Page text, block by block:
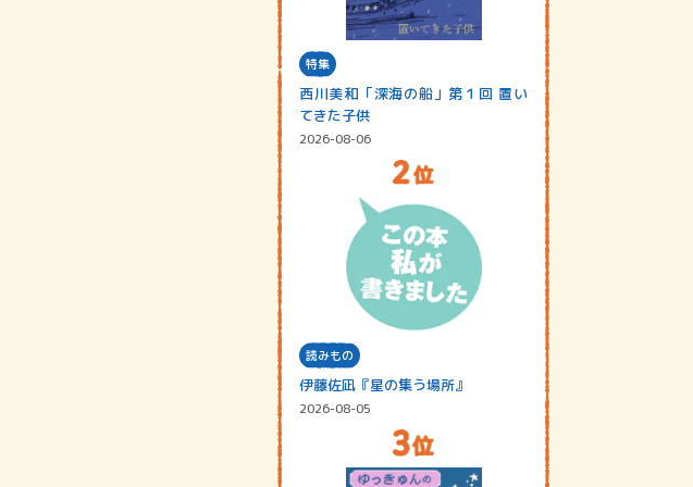
特集
西川美和「深海の船」第１回 置い
てきた子供
2026-08-06
読みもの
伊藤佐凪『星の集う場所』
2026-08-05